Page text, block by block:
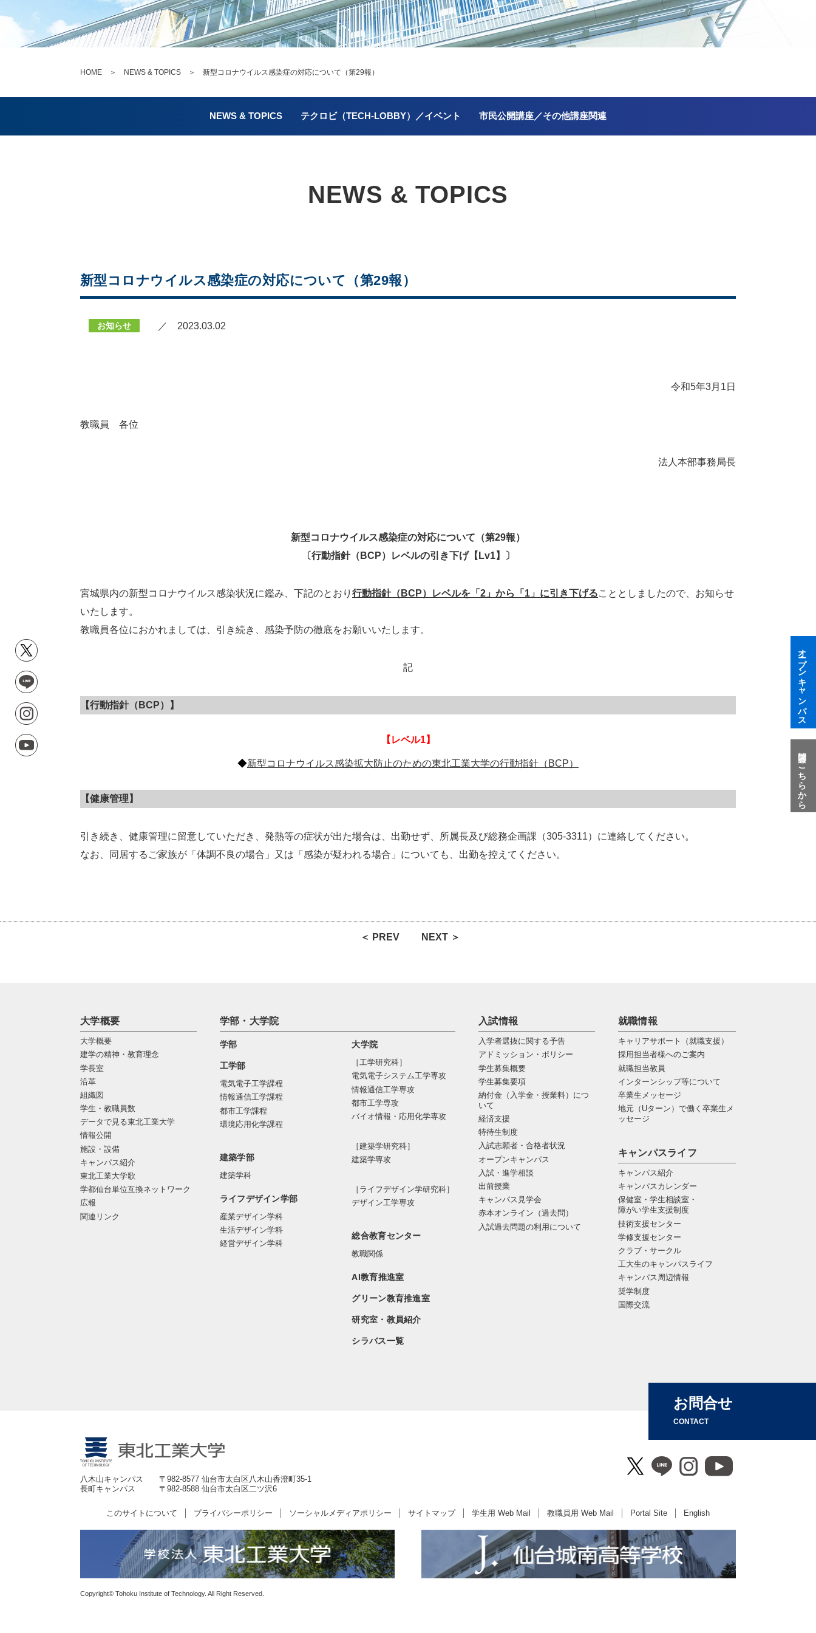
HOME ＞ NEWS & TOPICS ＞ 新型コロナウイルス感染症の対応について（第29報）
NEWS & TOPICS テクロビ（TECH-LOBBY）／イベント 市民公開講座／その他講座関連
NEWS & TOPICS
新型コロナウイルス感染症の対応について（第29報）
お知らせ ／ 2023.03.02
令和5年3月1日
教職員 各位
法人本部事務局長
新型コロナウイルス感染症の対応について（第29報）
〔行動指針（BCP）レベルの引き下げ【Lv1】〕
宮城県内の新型コロナウイルス感染状況に鑑み、下記のとおり 行動指針（BCP）レベルを「2」から「1」に引き下げることとしましたので、お知らせ
いたします。
教職員各位におかれましては、引き続き、感染予防の徹底をお願いいたします。
記
【行動指針（BCP）】
【レベル1】
◆新型コロナウイルス感染拡大防止のための東北工業大学の行動指針（BCP）
【健康管理】
引き続き、健康管理に留意していただき、発熱等の症状が出た場合は、出勤せず、所属長及び総務企画課（305-3311）に連絡してください。
なお、同居するご家族が「体調不良の場合」又は「感染が疑われる場合」についても、出勤を控えてください。
＜ PREV NEXT ＞
大学概要
大学概要
建学の精神・教育理念
学長室
沿革
組織図
学生・教職員数
データで見る東北工業大学
情報公開
施設・設備
キャンパス紹介
東北工業大学歌
学都仙台単位互換ネットワーク
広報
関連リンク
学部・大学院
学部
工学部
電気電子工学課程
情報通信工学課程
都市工学課程
環境応用化学課程
建築学部
建築学科
ライフデザイン学部
産業デザイン学科
生活デザイン学科
経営デザイン学科
大学院
［工学研究科］
電気電⼦システム⼯学専攻
情報通信⼯学専攻
都市⼯学専攻
バイオ情報・応⽤化学専攻
［建築学研究科］
建築学専攻
［ライフデザイン学研究科］
デザイン工学専攻
総合教育センター
教職関係
AI教育推進室
グリーン教育推進室
研究室・教員紹介
シラバス一覧
入試情報
入学者選抜に関する予告
アドミッション・ポリシー
学生募集概要
学生募集要項
納付金（入学金・授業料）につ
いて
経済支援
特待生制度
入試志願者・合格者状況
オープンキャンパス
入試・進学相談
出前授業
キャンパス見学会
赤本オンライン（過去問）
入試過去問題の利用について
就職情報
キャリアサポート（就職支援）
採用担当者様へのご案内
就職担当教員
インターンシップ等について
卒業生メッセージ
地元（Uターン）で働く卒業生メ
ッセージ
キャンパスライフ
キャンパス紹介
キャンパスカレンダー
保健室・学生相談室・
障がい学生支援制度
技術支援センター
学修支援センター
クラブ・サークル
工大生のキャンパスライフ
キャンパス周辺情報
奨学制度
国際交流
お問合せ
CONTACT
八木山キャンパス
〒982-8577 仙台市太白区八木山香澄町35-1
長町キャンパス
〒982-8588 仙台市太白区二ツ沢6
このサイトについて プライバシーポリシー ソーシャルメディアポリシー サイトマップ 学生用 Web Mail 教職員用 Web Mail Portal Site English
Copyright© Tohoku Institute of Technology. All Right Reserved.
オープンキャンパス
質問はこちらから